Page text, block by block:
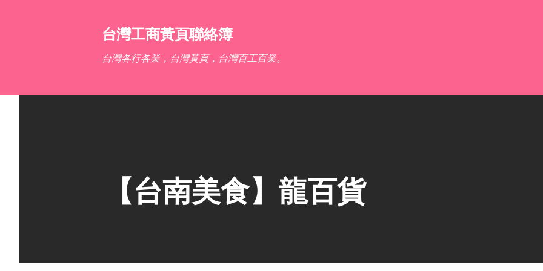
台灣工商黃頁聯絡簿
台灣各行各業，台灣黃頁，台灣百工百業。
【台南美食】龍百貨